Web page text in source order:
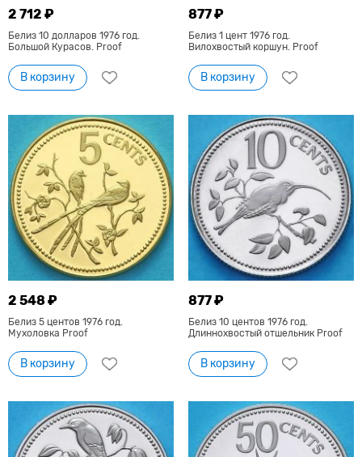
2 712 ₽
Белиз 10 долларов 1976 год.
Большой Курасов. Proof
В корзину
877 ₽
Белиз 1 цент 1976 год.
Вилохвостый коршун. Proof
В корзину
2 548 ₽
Белиз 5 центов 1976 год.
Мухоловка Proof
В корзину
877 ₽
Белиз 10 центов 1976 год.
Длиннохвостый отшельник Proof
В корзину